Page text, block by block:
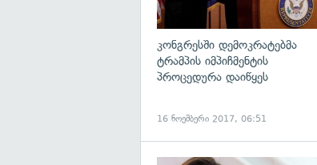
კონგრესში დემოკრატებმა
ტრამპის იმპიჩმენტის
პროცედურა დაიწყეს
16 ნოემბერი 2017, 06:51